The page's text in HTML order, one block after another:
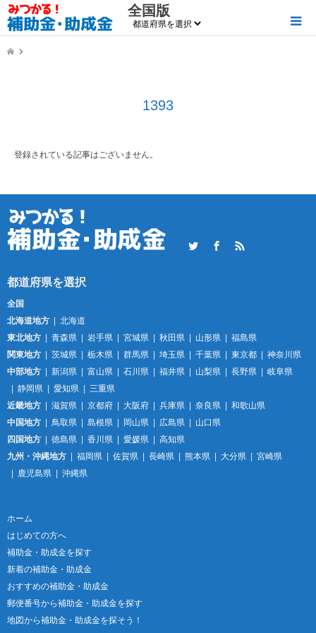
全国版
1393
登録されている記事はございません。
TwitterFacebookRSS
全国
北海道地方
北海道
東北地方
青森県 岩手県 宮城県 秋田県 山形県
福島県
関東地方
茨城県 栃木県 群馬県 埼玉県 千葉県 東京都
神奈川県
中部地方
新潟県 富山県 石川県 福井県 山梨県 長野県
岐阜県
静岡県
愛知県
三重県
近畿地方
滋賀県 京都府 大阪府 兵庫県 奈良県
和歌山県
中国地方
鳥取県 島根県 岡山県 広島県
山口県
四国地方
徳島県 香川県 愛媛県
高知県
九州・沖縄地方
福岡県 佐賀県 長崎県 熊本県 大分県
宮崎県
鹿児島県
沖縄県
ホーム
はじめての方へ
補助金・助成金を探す
新着の補助金・助成金
おすすめの補助金・助成金
郵便番号から補助金・助成金を探す
地図から補助金・助成金を探そう！